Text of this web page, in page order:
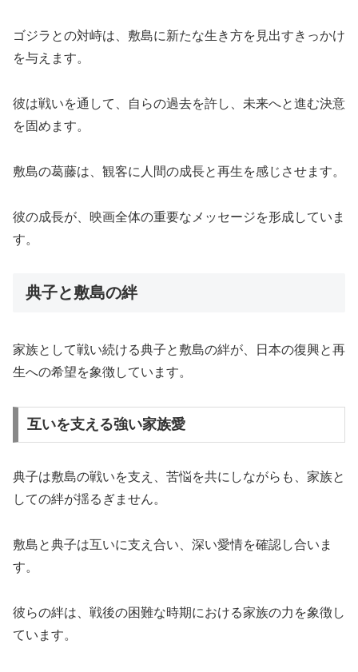
ゴジラとの対峙は、敷島に新たな生き方を見出すきっかけ
を与えます。
彼は戦いを通して、自らの過去を許し、未来へと進む決意
を固めます。
敷島の葛藤は、観客に人間の成長と再生を感じさせます。
彼の成長が、映画全体の重要なメッセージを形成していま
す。
典子と敷島の絆
家族として戦い続ける典子と敷島の絆が、日本の復興と再
生への希望を象徴しています。
互いを支える強い家族愛
典子は敷島の戦いを支え、苦悩を共にしながらも、家族と
しての絆が揺るぎません。
敷島と典子は互いに支え合い、深い愛情を確認し合いま
す。
彼らの絆は、戦後の困難な時期における家族の力を象徴し
ています。